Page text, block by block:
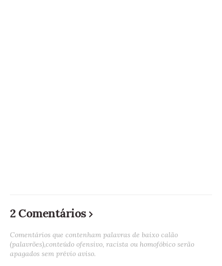
2 Comentários
Comentários que contenham palavras de baixo calão
(palavrões),conteúdo ofensivo, racista ou homofóbico serão
apagados sem prévio aviso.